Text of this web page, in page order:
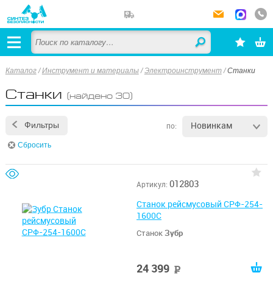
Каталог /Инструмент и материалы /Электроинструмент /Станки
Станки (найдено 30)
Фильтры по: Новинкам
Сбросить
Артикул: 012803
Станок рейсмусовый СРФ-254-
1600С
СтанокЗубр
24 399